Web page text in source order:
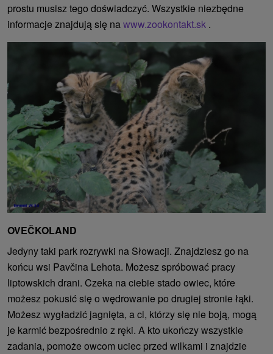
prostu musisz tego doświadczyć. Wszystkie niezbędne
informacje znajdują się na www.zookontakt.sk .
OVEČKOLAND
Jedyny taki park rozrywki na Słowacji. Znajdziesz go na
końcu wsi Pavčina Lehota. Możesz spróbować pracy
liptowskich drani. Czeka na ciebie stado owiec, które
możesz pokusić się o wędrowanie po drugiej stronie łąki.
Możesz wygładzić jagnięta, a ci, którzy się nie boją, mogą
je karmić bezpośrednio z ręki. A kto ukończy wszystkie
zadania, pomoże owcom uciec przed wilkami i znajdzie